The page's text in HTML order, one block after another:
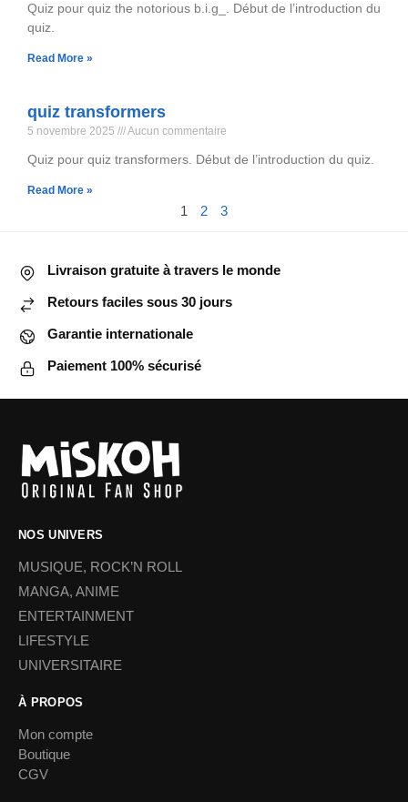
Quiz pour quiz the notorious b.i.g_. Début de l’introduction du
quiz.
Read More »
quiz transformers
5 novembre 2025 Aucun commentaire
Quiz pour quiz transformers. Début de l’introduction du quiz.
Read More »
1 2 3
Livraison gratuite à travers le monde
Retours faciles sous 30 jours
Garantie internationale
Paiement 100% sécurisé
NOS UNIVERS
MUSIQUE, ROCK’N ROLL
MANGA, ANIME
ENTERTAINMENT
LIFESTYLE
UNIVERSITAIRE
À PROPOS
Mon compte
Boutique
CGV